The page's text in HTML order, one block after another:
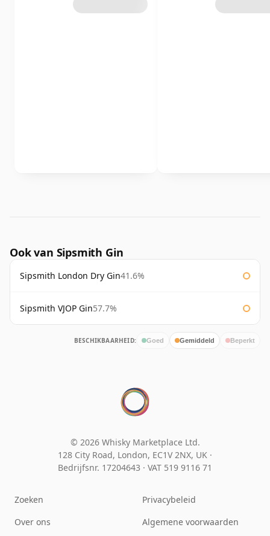
Ook van Sipsmith Gin
Sipsmith London Dry Gin41.6%
Sipsmith VJOP Gin57.7%
BESCHIKBAARHEID: Goed Gemiddeld Beperkt
© 2026 Whisky Marketplace Ltd.
128 City Road, London, EC1V 2NX, UK ·
Bedrijfsnr. 17204643 · VAT 519 9116 71
Zoeken
Over ons
Privacybeleid
Algemene voorwaarden